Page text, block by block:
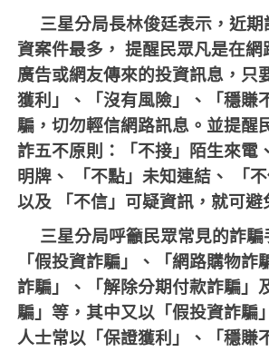
三星分局長林俊廷表示，近
資案件最多， 提醒民眾凡是在網
廣告或網友傳來的投資訊息，只
獲利」、「沒有風險」、「穩賺
騙，切勿輕信網路訊息。並提醒
詐五不原則：「不接」陌生來電、
明牌、
「不點」未知連結、
「
以及
「不信」可疑資訊，就可避
三星分局呼籲民眾常見的詐
「假投資詐騙」、「網路購物詐
詐騙」、「解除分期付款詐騙」
騙」等，其中又以「假投資詐騙
人士常以「保證獲利」、「穩賺